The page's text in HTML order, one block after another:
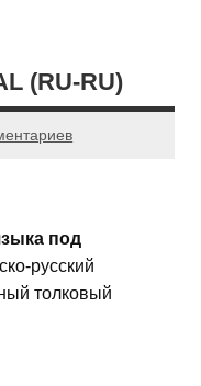
(RU-RU)
под
русский
толковый